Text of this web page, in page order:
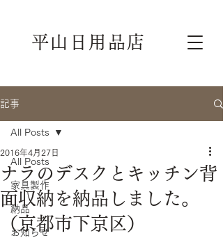
平山日用品店
記事
All Posts
家具製作
納品
お知らせ
All Posts
ナラのデスクとキッチン背
面収納を納品しました。
（京都市下京区）
2016年4月27日